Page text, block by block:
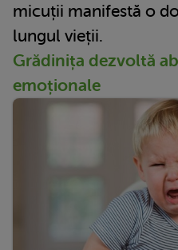
micuții manifestă o
lungul vieții.
Grădinița dezvoltă
emoționale